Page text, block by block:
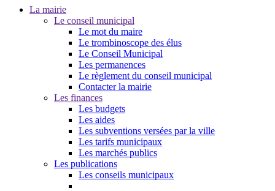
La mairie
Le conseil municipal
Le mot du maire
Le trombinoscope des élus
Le Conseil Municipal
Les permanences
Le règlement du conseil municipal
Contacter la mairie
Les finances
Les budgets
Les aides
Les subventions versées par la ville
Les tarifs municipaux
Les marchés publics
Les publications
Les conseils municipaux